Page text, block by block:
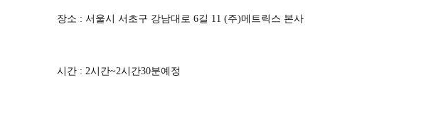
장소 : 서울시 서초구 강남대로 6길 11 (주)메트릭스 본사
시간 : 2시간~2시간30분예정